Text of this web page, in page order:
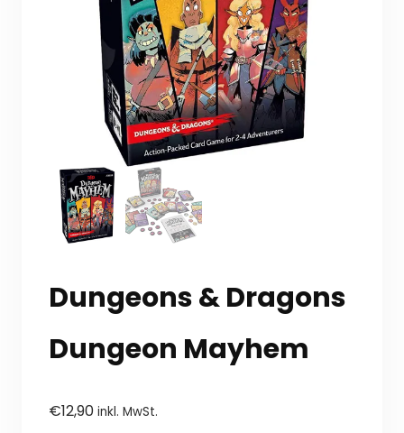
Dungeons & Dragons
Dungeon Mayhem
€12,90 inkl. MwSt.